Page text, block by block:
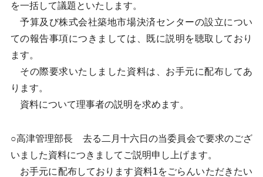
を一括して議題といたします。
予算及び株式会社築地市場決済センターの設立につい
ての報告事項につきましては、既に説明を聴取しており
ます。
その際要求いたしました資料は、お手元に配布してあ
ります。
資料について理事者の説明を求めます。
○高津管理部長 去る二月十六日の当委員会で要求のござ
いました資料につきましてご説明申し上げます。
お手元に配布しております資料1をごらんいただきたい